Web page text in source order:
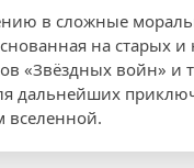
в сложные
на старых
«Звёздных войн» и
дальнейших
вселенной.